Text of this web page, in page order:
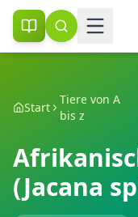
Start
Tiere von A
bis z
(Jacana